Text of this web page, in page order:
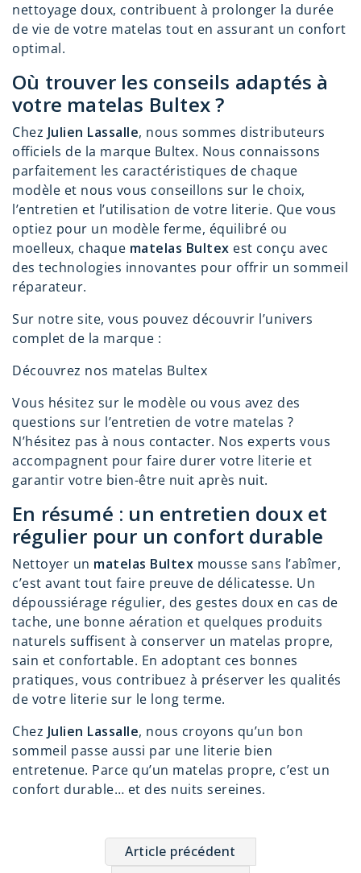
nettoyage doux, contribuent à prolonger la durée
de vie de votre matelas tout en assurant un confort
optimal.
Où trouver les conseils adaptés à
votre matelas Bultex ?
Chez Julien Lassalle, nous sommes distributeurs
officiels de la marque Bultex. Nous connaissons
parfaitement les caractéristiques de chaque
modèle et nous vous conseillons sur le choix,
l’entretien et l’utilisation de votre literie. Que vous
optiez pour un modèle ferme, équilibré ou
moelleux, chaque matelas Bultex est conçu avec
des technologies innovantes pour offrir un sommeil
réparateur.
Sur notre site, vous pouvez découvrir l’univers
complet de la marque :
Découvrez nos matelas Bultex
Vous hésitez sur le modèle ou vous avez des
questions sur l’entretien de votre matelas ?
N’hésitez pas à nous contacter. Nos experts vous
accompagnent pour faire durer votre literie et
garantir votre bien-être nuit après nuit.
En résumé : un entretien doux et
régulier pour un confort durable
Nettoyer un matelas Bultex mousse sans l’abîmer,
c’est avant tout faire preuve de délicatesse. Un
dépoussiérage régulier, des gestes doux en cas de
tache, une bonne aération et quelques produits
naturels suffisent à conserver un matelas propre,
sain et confortable. En adoptant ces bonnes
pratiques, vous contribuez à préserver les qualités
de votre literie sur le long terme.
Chez Julien Lassalle, nous croyons qu’un bon
sommeil passe aussi par une literie bien
entretenue. Parce qu’un matelas propre, c’est un
confort durable… et des nuits sereines.
Article précédent